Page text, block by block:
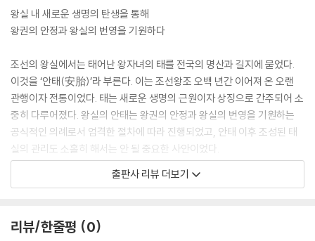
4. 가봉태실을 그린 도형: 태봉도 · 195
2) 장서각 소장 태봉도의 내용과 특징 · 203
3) 태봉도의 도상적 특징 · 218
4) 태실비 탁본과 가봉의궤의 도설 · 229
온 안태의 관행에 대한 오랜 고심이 있었기에 현실적인 개선책을 낼 수 있
었던 것이다. 이는 세종과 세조의 훌륭한 선례를 계승한다는 차원에서 볼
매우 강도 높은 원칙으로 작용할 수 있었다. 비효율적인 관행을 고치고 백
성과 관리들의 고충을 줄이고자 한 영조의 결단은 민생을 가장 상위 개념
에 두고자 한 생각과 노력의 결과였다. ---90중에서
태실의 가봉(加封)은 안태에 이은 후속 의례로서 태실의 주인공이 왕위에
오른 경우에 시행되었다. 최초의 태를 묻은 태실에 국왕태실로서의 위엄을
갖추기 위해 석물을 배설하였는데, 이를 가봉이라 한다. 현존하는 국왕의
태실은 대부분 석물로 단장한 상태이지만, 최초에 가봉된 모습이 그대로
태실을 만들고 가봉하는 것도 중요하지만, 훼손된 태실을 살피고 보수하는
왕실 내 새로운 생명의 탄생을 통해
왕권의 안정과 왕실의 번영을 기원하다
조선의 왕실에서는 태어난 왕자녀의 태를 전국의 명산과 길지에 묻었다.
이것을 ‘안태(安胎)’라 부른다. 이는 조선왕조 오백 년간 이어져 온 오랜
관행이자 전통이었다. 태는 새로운 생명의 근원이자 상징으로 간주되어 소
중히 다루어졌다. 왕실의 안태는 왕권의 안정과 왕실의 번영을 기원하는
공식적인 의례로서 엄격한 절차에 따라 진행되었고, 안태 이후 조성된 태
실의 관리도 소홀히 해서는 안 될 중요한 사안이었다.
이러한 모든 의례와 역사에서는 매번 그 과정과 절차, 소용된 인력과 물력
문화의 실체를 살필 수 있게 되었다. 이 책에서는 구체적인 문헌기록을 토
출판사 리뷰 더보기
리뷰/한줄평 0